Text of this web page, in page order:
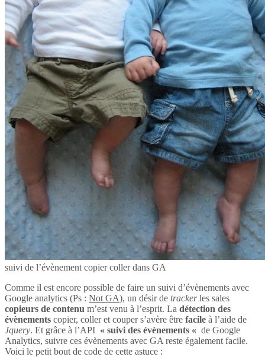
suivi de l’évènement copier coller dans GA
Comme il est encore possible de faire un suivi d’évènements avec
Google analytics (Ps : Not GA), un désir de trackerles sales
copieurs de contenu m’est venu à l’esprit. La détection des
évènements copier, coller et couper s’avère être facile à l’aide de
Jquery. Et grâce à l’API « suivi des évènements « de Google
Analytics, suivre ces évènements avec GA reste également facile.
Voici le petit bout de code de cette astuce :